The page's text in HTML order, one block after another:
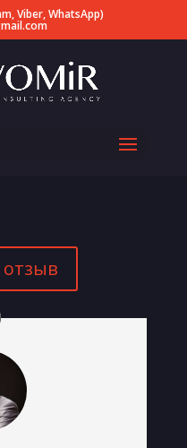
Viber, WhatsApp)